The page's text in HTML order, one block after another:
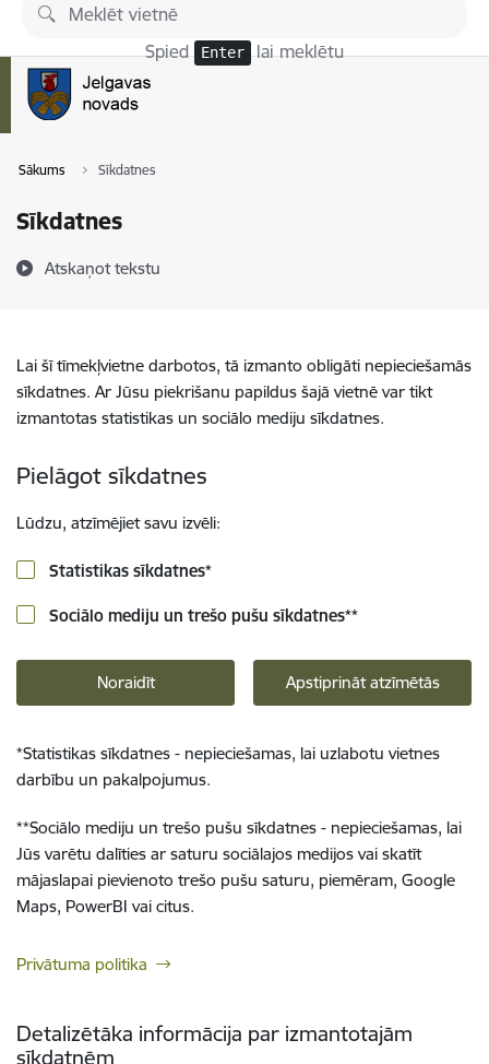
Pāriet uz lapas saturu
Spied Enter lai meklētu
Sākums Sīkdatnes
Sīkdatnes
Atskaņot tekstu
Lai šī tīmekļvietne darbotos, tā izmanto obligāti nepieciešamās
sīkdatnes. Ar Jūsu piekrišanu papildus šajā vietnē var tikt
izmantotas statistikas un sociālo mediju sīkdatnes.
Pielāgot sīkdatnes
Lūdzu, atzīmējiet savu izvēli:
Statistikas sīkdatnes*
Sociālo mediju un trešo pušu sīkdatnes**
Noraidīt Apstiprināt atzīmētās
*Statistikas sīkdatnes - nepieciešamas, lai uzlabotu vietnes
darbību un pakalpojumus.
**Sociālo mediju un trešo pušu sīkdatnes - nepieciešamas, lai
Jūs varētu dalīties ar saturu sociālajos medijos vai skatīt
mājaslapai pievienoto trešo pušu saturu, piemēram, Google
Maps, PowerBI vai citus.
Privātuma politika
Detalizētāka informācija par izmantotajām
sīkdatnēm